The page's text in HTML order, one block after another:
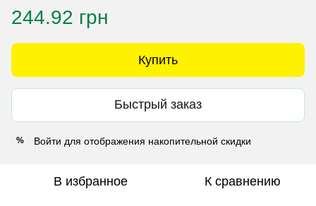
244.92 грн
Купить
Быстрый заказ
% Войти для отображения накопительной скидки
В избранное К сравнению